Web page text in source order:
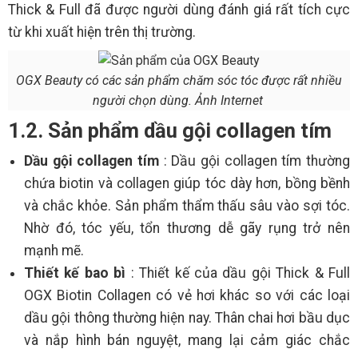
Thick & Full đã được người dùng đánh giá rất tích cực
từ khi xuất hiện trên thị trường.
OGX Beauty có các sản phẩm chăm sóc tóc được rất nhiều
người chọn dùng. Ảnh Internet
1.2. Sản phẩm dầu gội collagen tím
Dầu gội collagen tím : Dầu gội collagen tím thường
chứa biotin và collagen giúp tóc dày hơn, bồng bềnh
và chắc khỏe. Sản phẩm thẩm thấu sâu vào sợi tóc.
Nhờ đó, tóc yếu, tổn thương dễ gãy rụng trở nên
mạnh mẽ.
Thiết kế bao bì : Thiết kế của dầu gội Thick & Full
OGX Biotin Collagen có vẻ hơi khác so với các loại
dầu gội thông thường hiện nay. Thân chai hơi bầu dục
và nắp hình bán nguyệt, mang lại cảm giác chắc